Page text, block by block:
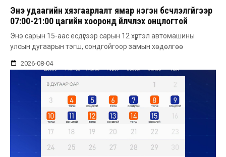
Энэ удаагийн хязгаарлалт ямар нэгэн бүсчлэлгүйгээр
07:00-21:00 цагийн хооронд үйлчлэх онцлогтой
Энэ сарын 15-аас есдүгээр сарын 12 хүртэл автомашины
улсын дугаарын тэгш, сондгойгоор замын хөдөлгөө
2026-08-04